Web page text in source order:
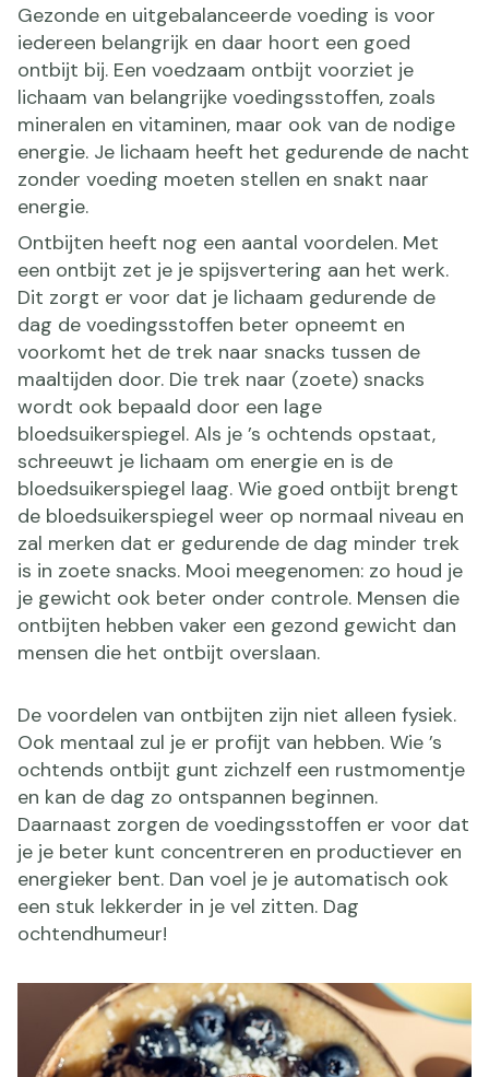
Gezonde en uitgebalanceerde voeding is voor
iedereen belangrijk en daar hoort een goed
ontbijt bij. Een voedzaam ontbijt voorziet je
lichaam van belangrijke voedingsstoffen, zoals
mineralen en vitaminen, maar ook van de nodige
energie. Je lichaam heeft het gedurende de nacht
zonder voeding moeten stellen en snakt naar
energie.
Ontbijten heeft nog een aantal voordelen. Met
een ontbijt zet je je spijsvertering aan het werk.
Dit zorgt er voor dat je lichaam gedurende de
dag de voedingsstoffen beter opneemt en
voorkomt het de trek naar snacks tussen de
maaltijden door. Die trek naar (zoete) snacks
wordt ook bepaald door een lage
bloedsuikerspiegel. Als je ’s ochtends opstaat,
schreeuwt je lichaam om energie en is de
bloedsuikerspiegel laag. Wie goed ontbijt brengt
de bloedsuikerspiegel weer op normaal niveau en
zal merken dat er gedurende de dag minder trek
is in zoete snacks. Mooi meegenomen: zo houd je
je gewicht ook beter onder controle. Mensen die
ontbijten hebben vaker een gezond gewicht dan
mensen die het ontbijt overslaan.
De voordelen van ontbijten zijn niet alleen fysiek.
Ook mentaal zul je er profijt van hebben. Wie ’s
ochtends ontbijt gunt zichzelf een rustmomentje
en kan de dag zo ontspannen beginnen.
Daarnaast zorgen de voedingsstoffen er voor dat
je je beter kunt concentreren en productiever en
energieker bent. Dan voel je je automatisch ook
een stuk lekkerder in je vel zitten. Dag
ochtendhumeur!